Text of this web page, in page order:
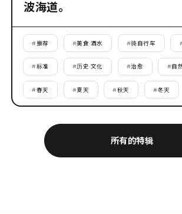
所有的特辑
波海道。
#推荐 #美食·酒水 #骑自行车
#标准 #历史·文化 #治愈 #自
#春天 #夏天 #秋天 #冬天